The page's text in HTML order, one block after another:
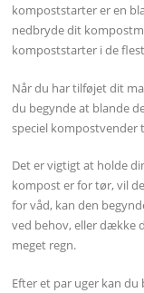
kompoststarter er en
nedbryde dit
kompoststarter i de
Når du har tilføjet dit
du begynde at blande
speciel kompostvender
Det er vigtigt at holde
kompost er for tør, vil
for våd, kan den
ved behov, eller dække
meget regn.
Efter et par uger kan